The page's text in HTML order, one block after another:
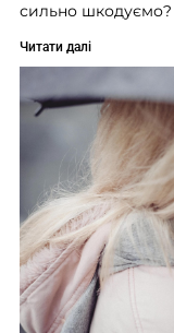
сильно шкодуємо?
Читати далі